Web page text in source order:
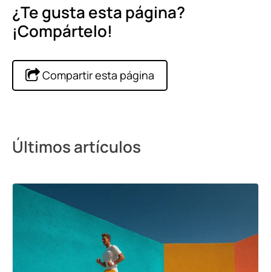
¿Te gusta esta página?
¡Compártelo!
Compartir esta página
Últimos artículos